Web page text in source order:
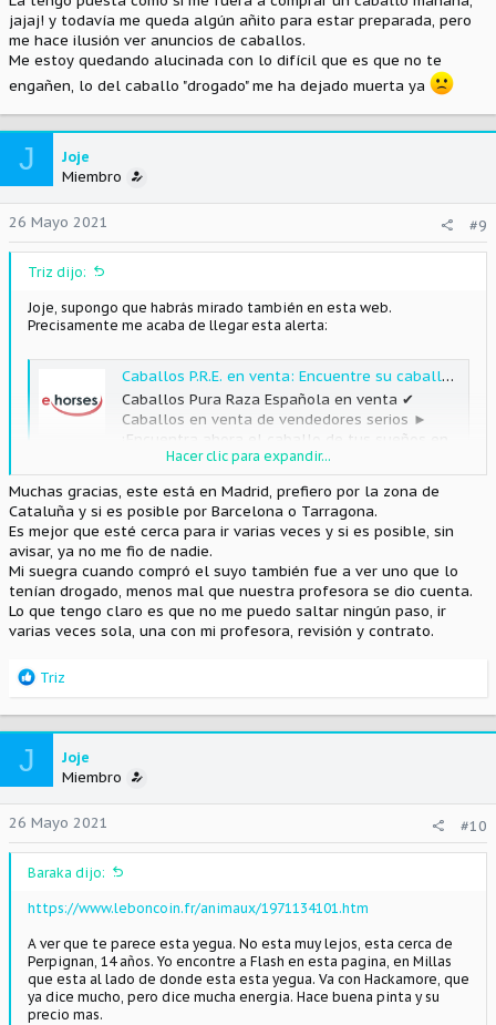
jajaj! y todavía me queda algún añito para estar preparada, pero
me hace ilusión ver anuncios de caballos.
Me estoy quedando alucinada con lo difícil que es que no te
engañen, lo del caballo "drogado" me ha dejado muerta ya
J
Joje
Miembro
26 Mayo 2021 #9
Triz dijo:
Joje, supongo que habrás mirado también en esta web.
Precisamente me acaba de llegar esta alerta:
Caballos P.R.E. en venta: Encuentre su caballo hoy
Caballos Pura Raza Española en venta ✔
Caballos en venta de vendedores serios ►
¡Encuentra ahora el caballo de tus sueños en
ehorses.es!
www.ehorses.es
La tengo puesta como si me fuera a comprar un caballo mañana,
jajaj! y todavía me queda algún añito para estar preparada, pero
me hace ilusión ver anuncios de caballos.
Me estoy quedando alucinada con lo difícil que es que no te
engañen, lo del caballo "drogado" me ha dejado muerta ya
Hacer clic para expandir...
Muchas gracias, este está en Madrid, prefiero por la zona de
Cataluña y si es posible por Barcelona o Tarragona.
Es mejor que esté cerca para ir varias veces y si es posible, sin
avisar, ya no me fio de nadie.
Mi suegra cuando compró el suyo también fue a ver uno que lo
tenían drogado, menos mal que nuestra profesora se dio cuenta.
Lo que tengo claro es que no me puedo saltar ningún paso, ir
varias veces sola, una con mi profesora, revisión y contrato.
R
a
c
n
s
:
Triz
J
Joje
Miembro
26 Mayo 2021 #10
Baraka dijo:
https://www.leboncoin.fr/animaux/1971134101.htm
A ver que te parece esta yegua. No esta muy lejos, esta cerca de
Perpignan, 14 años. Yo encontre a Flash en esta pagina, en Millas
que esta al lado de donde esta esta yegua. Va con Hackamore, que
ya dice mucho, pero dice mucha energia. Hace buena pinta y su
precio mas.